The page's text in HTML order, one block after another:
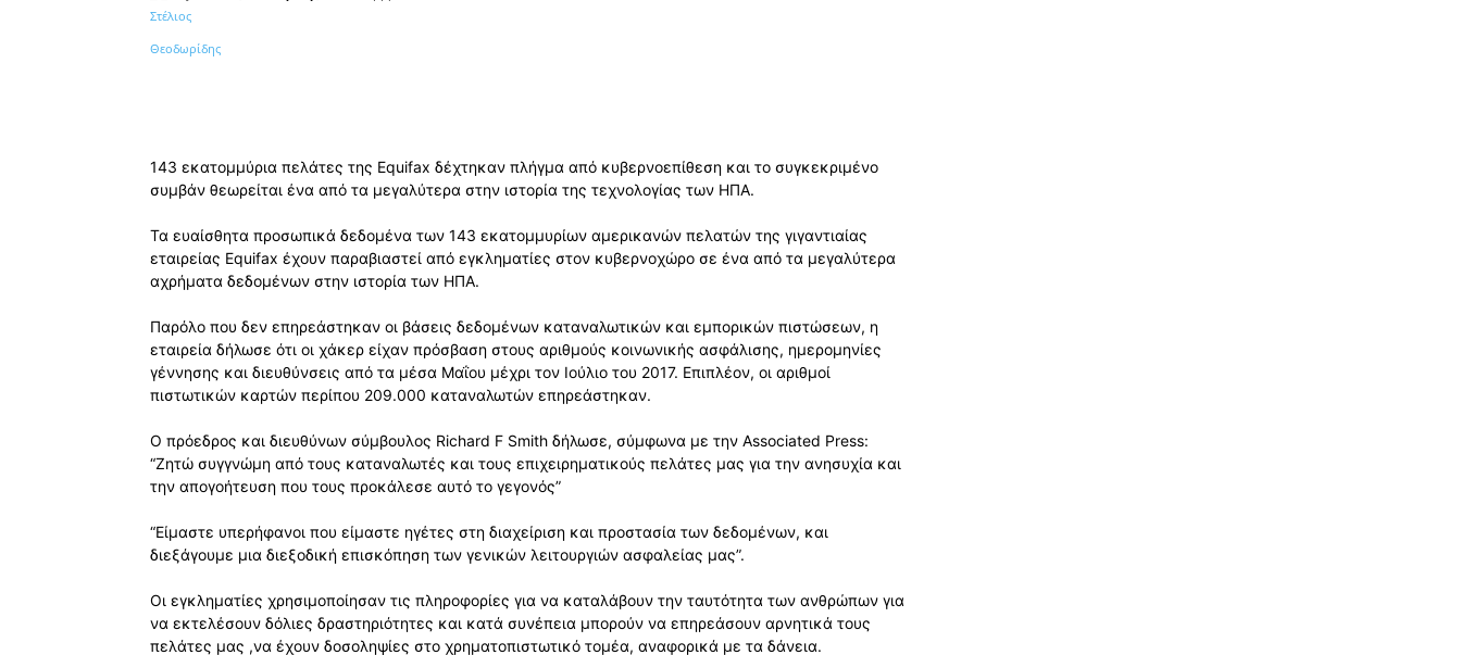
Κοινοποίηση
143 εκατομμύρια πελάτες της Equifax δέχτηκαν πλήγμα από κυβερνοεπίθεση και το συγκεκριμένο
συμβάν θεωρείται ένα από τα μεγαλύτερα στην ιστορία της τεχνολογίας των ΗΠΑ.
Τα ευαίσθητα προσωπικά δεδομένα των 143 εκατομμυρίων αμερικανών πελατών της γιγαντιαίας
εταιρείας Equifax έχουν παραβιαστεί από εγκληματίες στον κυβερνοχώρο σε ένα από τα μεγαλύτερα
αχρήματα δεδομένων στην ιστορία των ΗΠΑ.
Παρόλο που δεν επηρεάστηκαν οι βάσεις δεδομένων καταναλωτικών και εμπορικών πιστώσεων, η
εταιρεία δήλωσε ότι οι χάκερ είχαν πρόσβαση στους αριθμούς κοινωνικής ασφάλισης, ημερομηνίες
γέννησης και διευθύνσεις από τα μέσα Μαΐου μέχρι τον Ιούλιο του 2017. Επιπλέον, οι αριθμοί
πιστωτικών καρτών περίπου 209.000 καταναλωτών επηρεάστηκαν.
Ο πρόεδρος και διευθύνων σύμβουλος Richard F Smith δήλωσε, σύμφωνα με την Associated Press:
“Ζητώ συγγνώμη από τους καταναλωτές και τους επιχειρηματικούς πελάτες μας για την ανησυχία και
την απογοήτευση που τους προκάλεσε αυτό το γεγονός”
“Είμαστε υπερήφανοι που είμαστε ηγέτες στη διαχείριση και προστασία των δεδομένων, και
διεξάγουμε μια διεξοδική επισκόπηση των γενικών λειτουργιών ασφαλείας μας”.
Οι εγκληματίες χρησιμοποίησαν τις πληροφορίες για να καταλάβουν την ταυτότητα των ανθρώπων για
να εκτελέσουν δόλιες δραστηριότητες και κατά συνέπεια μπορούν να επηρεάσουν αρνητικά τους
πελάτες μας ,να έχουν δοσοληψίες στο χρηματοπιστωτικό τομέα, αναφορικά με τα δάνεια.